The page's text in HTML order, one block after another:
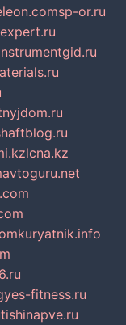
sp-or.ru
lcna.kz
avtoguru.net
kuryatnik.info
yes-fitness.ru
tishinapve.ru